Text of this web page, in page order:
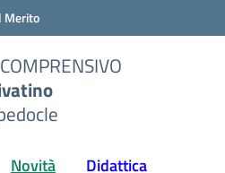
Merito
Novità Didattica